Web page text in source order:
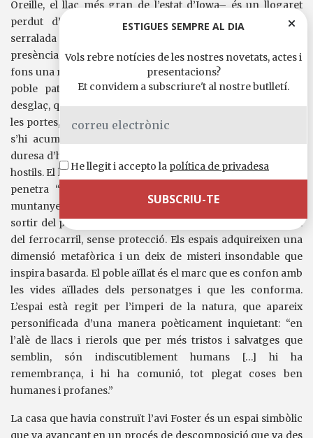
Oreille, el llac més gran de l’estat d’Iowa– és un llogaret
perdut d’Idaho, “un indret tan peregrí”, voltat d’una
serralada de muntanyes i cingles abruptes, i amb la
presència ineludible i inquietant d’un llac que amaga en el
fons una negror d”aigües fondes, buides de llum i d’aire”. El
poble pateix inundacions per la pluja que accelera el
desglaç, que fan que l’aigua penetri dins les cases per totes
les portes, i que els objectes i els mobles surin en l’aigua que
s’hi acumula. Fred, neu, gel, aigua i vent persistents; la
duresa d’hiverns molt crus i d’una natura plena de misteris
hostils. El llac és un organisme viu, que creix a la primavera i
penetra “com l’alenada d’una bèstia” dins el cèrcol de
muntanyes, que brama, gruny i gemega constantment. Per
sortir del poblet només hi ha un únic camí, el d’un alt pont
del ferrocarril, sense protecció. Els espais adquireixen una
dimensió metafòrica i un deix de misteri insondable que
inspira basarda. El poble aïllat és el marc que es confon amb
les vides aïllades dels personatges i que les conforma.
L’espai està regit per l’imperi de la natura, que apareix
personificada d’una manera poèticament inquietant: “en
l’alè de llacs i rierols que per més tristos i salvatges que
semblin, són indiscutiblement humans […] hi ha
remembrança, i hi ha comunió, tot plegat coses ben
humanes i profanes.”
La casa que havia construït l’avi Foster és un espai simbòlic
que va avançant en un procés de descomposició que va des
ESTIGUES SEMPRE AL DIA
Vols rebre notícies de les nostres novetats, actes i
presentacions?
Et convidem a subscriure't al nostre butlletí.
He llegit i accepto la política de privadesa